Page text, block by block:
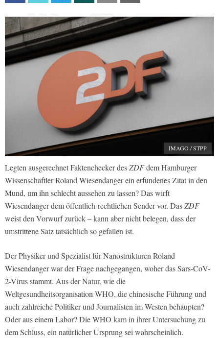
IMAGO / STPP
Legten ausgerechnet Faktenchecker desZDFdem Hamburger
Wissenschaftler Roland Wiesendanger ein erfundenes Zitat in den
Mund, um ihn schlecht aussehen zu lassen? Das wirft
Wiesendanger dem öffentlich-rechtlichen Sender vor. DasZDF
weist den Vorwurf zurück – kann aber nicht belegen, dass der
umstrittene Satz tatsächlich so gefallen ist.
Der Physiker und Spezialist für Nanostrukturen Roland
Wiesendanger war der Frage nachgegangen, woher das Sars-CoV-
2-Virus stammt. Aus der Natur, wie die
Weltgesundheitsorganisation WHO, die chinesische Führung und
auch zahlreiche Politiker und Journalisten im Westen behaupten?
Oder aus einem Labor? Die WHO kam in ihrer Untersuchung zu
dem Schluss, ein natürlicher Ursprung sei wahrscheinlich.